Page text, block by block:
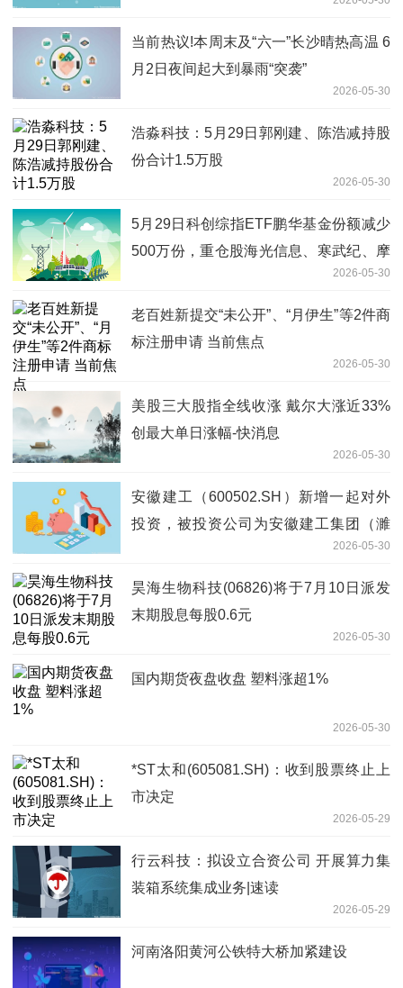
当前热议!本周末及“六一”长沙晴热高温 6
月2日夜间起大到暴雨“突袭”
2026-05-30
浩淼科技：5月29日郭刚建、陈浩减持股
份合计1.5万股
2026-05-30
5月29日科创综指ETF鹏华基金份额减少
500万份，重仓股海光信息、寒武纪、摩
2026-05-30
老百姓新提交“未公开”、“月伊生”等2件商
标注册申请 当前焦点
2026-05-30
美股三大股指全线收涨 戴尔大涨近33%
创最大单日涨幅-快消息
2026-05-30
安徽建工（600502.SH）新增一起对外
投资，被投资公司为安徽建工集团（濉
2026-05-30
昊海生物科技(06826)将于7月10日派发
末期股息每股0.6元
2026-05-30
国内期货夜盘收盘 塑料涨超1%
2026-05-30
*ST太和(605081.SH)：收到股票终止上
市决定
2026-05-29
行云科技：拟设立合资公司 开展算力集
装箱系统集成业务|速读
2026-05-29
河南洛阳黄河公铁特大桥加紧建设